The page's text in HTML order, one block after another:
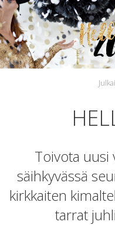
Toivota uusi
säihkyvässä
kirkkaiten
tarrat